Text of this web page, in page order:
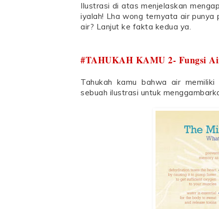
Ilustrasi di atas menjelaskan
iyalah! Lha wong ternyata air
air? Lanjut ke fakta kedua ya.
#TAHUKAH KAMU 2- Fungsi
Tahukah kamu bahwa air
sebuah ilustrasi untuk